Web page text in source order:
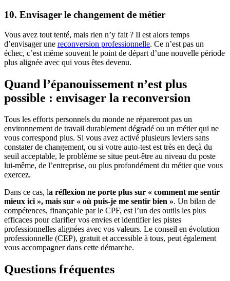
10. Envisager le changement de métier
Vous avez tout tenté, mais rien n’y fait ? Il est alors temps
d’envisager une reconversion professionnelle. Ce n’est pas un
échec, c’est même souvent le point de départ d’une nouvelle période
plus alignée avec qui vous êtes devenu.
Quand l’épanouissement n’est plus
possible : envisager la reconversion
Tous les efforts personnels du monde ne répareront pas un
environnement de travail durablement dégradé ou un métier qui ne
vous correspond plus. Si vous avez activé plusieurs leviers sans
constater de changement, ou si votre auto-test est très en deçà du
seuil acceptable, le problème se situe peut-être au niveau du poste
lui-même, de l’entreprise, ou plus profondément du métier que vous
exercez.
Dans ce cas, la réflexion ne porte plus sur « comment me sentir
mieux ici », mais sur « où puis-je me sentir bien ». Un bilan de
compétences, finançable par le CPF, est l’un des outils les plus
efficaces pour clarifier vos envies et identifier les pistes
professionnelles alignées avec vos valeurs. Le conseil en évolution
professionnelle (CEP), gratuit et accessible à tous, peut également
vous accompagner dans cette démarche.
Questions fréquentes